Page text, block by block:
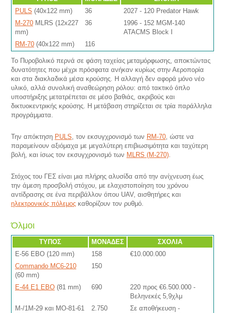
PULS (40x122 mm) 36
2027 - 120 Predator Hawk
M-270MLRS (12x227
mm)
36
1996 - 152 MGM-140
ATACMS Block Ι
RM-70(40x122 mm) 116
Το Πυροβολικό περνά σε φάση ταχείας μεταμόρφωσης, αποκτώντας
δυνατότητες που μέχρι πρόσφατα ανήκαν κυρίως στην Αεροπορία
και στα διακλαδικά μέσα κρούσης. Η αλλαγή δεν αφορά μόνο νέο
υλικό, αλλά συνολική αναθεώρηση ρόλου: από τακτικό όπλο
υποστήριξης μετατρέπεται σε μέσο βαθιάς, ακριβούς και
δικτυοκεντρικής κρούσης. Η μετάβαση στηρίζεται σε τρία παράλληλα
προγράμματα.
Την απόκτηση PULS, τον εκσυγχρονισμό των RM-70, ώστε να
παραμείνουν αξιόμαχα με μεγαλύτερη επιβιωσιμότητα και ταχύτερη
βολή, και ίσως τον εκσυγχρονισμό των MLRS (M-270).
Στόχος του ΓΕΣ είναι μια πλήρης αλυσίδα από την ανίχνευση έως
την άμεση προσβολή στόχου, με ελαχιστοποίηση του χρόνου
αντίδρασης σε ένα περιβάλλον όπου UAV, αισθητήρες και
ηλεκτρονικός πόλεμοςκαθορίζουν τον ρυθμό.
Όλμοι
ΤΥΠΟΣ ΜΟΝΑΔΕΣ
ΣΧΟΛΙΑ
E-56 EBO (120 mm)
158
€10.000.000
Commando MC6-210
(60 mm)
150
E-44 E1 EBO(81 mm) 690
220 προς €6.500.000 -
Βεληνεκές 5,9χλμ
M-/1M-29 και MO-81-61
2.750
Σε αποθήκευση -